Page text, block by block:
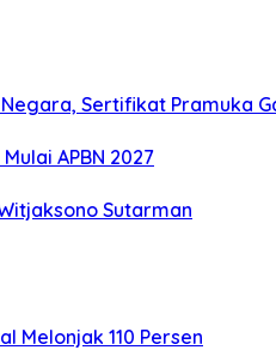
Sertifikat Pramuka
APBN 2027
Sutarman
Melonjak 110 Persen